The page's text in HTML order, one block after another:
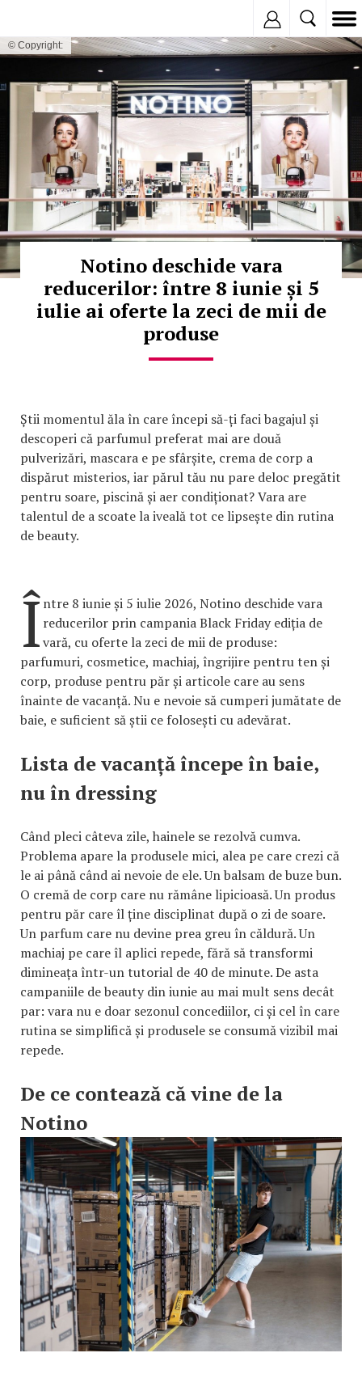
© Copyright:
Notino deschide vara
reducerilor: între 8 iunie și 5
iulie ai oferte la zeci de mii de
produse
Știi momentul ăla în care începi să-ți faci bagajul și
descoperi că parfumul preferat mai are două
pulverizări, mascara e pe sfârșite, crema de corp a
dispărut misterios, iar părul tău nu pare deloc pregătit
pentru soare, piscină și aer condiționat? Vara are
talentul de a scoate la iveală tot ce lipsește din rutina
de beauty.
Între 8 iunie și 5 iulie 2026, Notino deschide vara
reducerilor prin campania Black Friday ediția de
vară, cu oferte la zeci de mii de produse:
parfumuri, cosmetice, machiaj, îngrijire pentru ten și
corp, produse pentru păr și articole care au sens
înainte de vacanță. Nu e nevoie să cumperi jumătate de
baie, e suficient să știi ce folosești cu adevărat.
Lista de vacanță începe în baie,
nu în dressing
Când pleci câteva zile, hainele se rezolvă cumva.
Problema apare la produsele mici, alea pe care crezi că
le ai până când ai nevoie de ele. Un balsam de buze bun.
O cremă de corp care nu rămâne lipicioasă. Un produs
pentru păr care îl ține disciplinat după o zi de soare.
Un parfum care nu devine prea greu în căldură. Un
machiaj pe care îl aplici repede, fără să transformi
dimineața într-un tutorial de 40 de minute. De asta
campaniile de beauty din iunie au mai mult sens decât
par: vara nu e doar sezonul concediilor, ci și cel în care
rutina se simplifică și produsele se consumă vizibil mai
repede.
De ce contează că vine de la
Notino